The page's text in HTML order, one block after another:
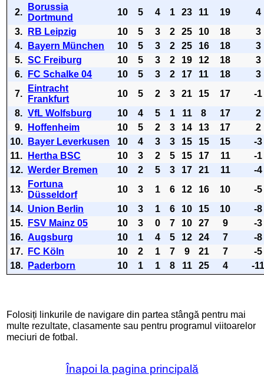
2.
Borussia
Dortmund
10 5 4 1 23 11 19
4
3.
RB Leipzig 10 5 3 2 25 10 18
3
4.
Bayern München 10 5 3 2 25 16 18
3
5. SC Freiburg 10 5 3 2 19 12 18
3
6.
FC Schalke 04 10 5 3 2 17 11 18
3
7.
Eintracht
Frankfurt
10 5 2 3 21 15 17
-1
8. VfL Wolfsburg 10 4 5 1 11 8 17
2
9.
Hoffenheim 10 5 2 3 14 13 17
2
10.
Bayer Leverkusen 10 4 3 3 15 15 15
-3
11.
Hertha BSC 10 3 2 5 15 17 11
-1
12. Werder Bremen 10 2 5 3 17 21 11
-4
13.
Fortuna
Düsseldorf
10 3 1 6 12 16 10
-5
14. Union Berlin 10 3 1 6 10 15 10
-8
15.
FSV Mainz 05 10 3 0 7 10 27 9
-3
16. Augsburg 10 1 4 5 12 24 7
-8
17.
FC Köln 10 2 1 7 9 21 7
-5
18.
Paderborn 10 1 1 8 11 25 4 -
Folosiți linkurile de navigare din partea stângă pentru mai
multe rezultate, clasamente sau pentru programul viitoarelor
meciuri de fotbal.
Înapoi la pagina principală